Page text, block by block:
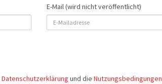
E-Mail (wird nicht veröffentlicht)
Datenschutzerklärung und die Nutzungsbedingungen